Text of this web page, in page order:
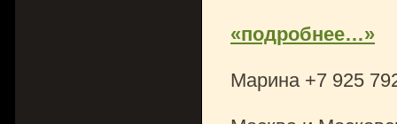
«подробнее…»
Марина +7 925